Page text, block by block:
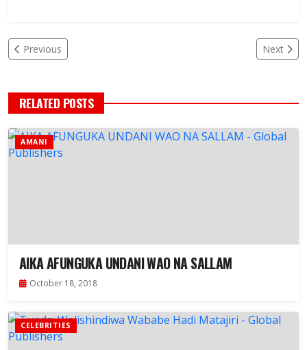
Previous Next
RELATED POSTS
AMANI
AIKA AFUNGUKA UNDANI WAO NA SALLAM
October 18, 2018
CELEBRITIES